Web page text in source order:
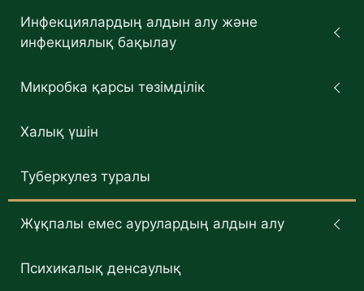
Инфекциялардың алдын алу және
инфекциялық бақылау
Микробка қарсы төзімділік
Халық үшін
Туберкулез туралы
Жұқпалы емес аурулардың алдын алу
Психикалық денсаулық